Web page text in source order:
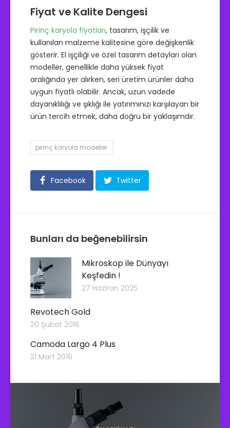
Fiyat ve Kalite Dengesi
Pirinç karyola fiyatları, tasarım, işçilik ve
kullanılan malzeme kalitesine göre değişkenlik
gösterir. El işçiliği ve özel tasarım detayları olan
modeller, genellikle daha yüksek fiyat
aralığında yer alırken, seri üretim ürünler daha
uygun fiyatlı olabilir. Ancak, uzun vadede
dayanıklılığı ve şıklığı ile yatırımınızı karşılayan bir
ürün tercih etmek, daha doğru bir yaklaşımdır.
pirinç karyola modeller
Facebook Twitter
Bunları da beğenebilirsin
Mikroskop ile Dünyayı
Keşfedin !
27 Haziran 2025
Revotech Gold
20 Şubat 2016
Camoda Largo 4 Plus
21 Mart 2016